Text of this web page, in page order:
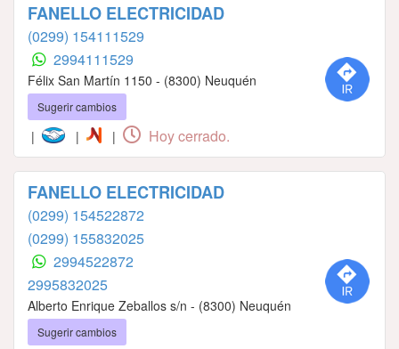
FANELLO ELECTRICIDAD
(0299) 154111529
2994111529
Félix San Martín 1150 - (8300) Neuquén
Sugerir cambios
| | | Hoy cerrado.
FANELLO ELECTRICIDAD
(0299) 154522872
(0299) 155832025
2994522872
2995832025
Alberto Enrique Zeballos s/n - (8300) Neuquén
Sugerir cambios